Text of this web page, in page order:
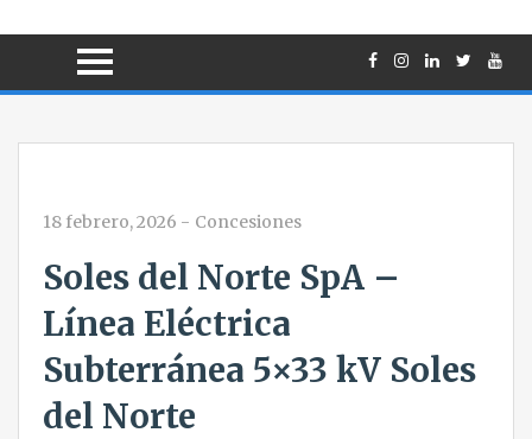
18 febrero, 2026 - Concesiones
Soles del Norte SpA –
Línea Eléctrica
Subterránea 5×33 kV Soles
del Norte